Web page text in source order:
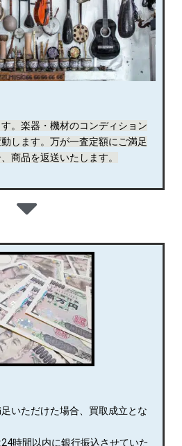
。楽器・機材のコンディション
します。万が一査定額にご満足
商品を返送いたします。
いただけた場合、買取成立とな
時間以内に銀行振込させていた